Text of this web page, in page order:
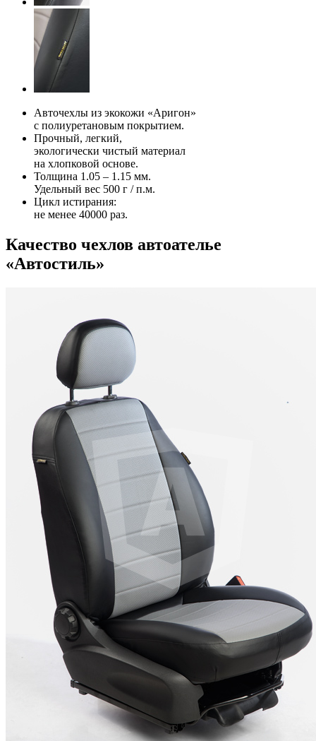
Авточехлы из экокожи «Аригон»
с полиуретановым покрытием.
Прочный, легкий,
экологически чистый материал
на хлопковой основе.
Толщина 1.05 – 1.15 мм.
Удельный вес 500 г / п.м.
Цикл истирания:
не менее 40000 раз.
Качество чехлов автоателье
«Автостиль»